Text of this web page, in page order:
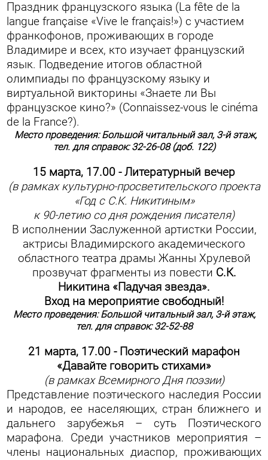
Праздник французского языка (La fête de la
langue française «Vive le français!») с участием
франкофонов, проживающих в городе
Владимире и всех, кто изучает французский
язык. Подведение итогов областной
олимпиады по французскому языку и
виртуальной викторины «Знаете ли Вы
французское кино?» (Connaissez-vous le cinéma
de la France?).
Место проведения: Большой читальный зал, 3-й этаж,
тел. для справок: 32-26-08 (доб. 122)
15 марта, 17.00 - Литературный вечер
(в рамках культурно-просветительского проекта
«Год с С.К. Никитиным»
к 90-летию со дня рождения писателя)
В исполнении Заслуженной артистки России,
актрисы Владимирского академического
областного театра драмы Жанны Хрулевой
прозвучат фрагменты из повести С.К.
Никитина «Падучая звезда».
Вход на мероприятие свободный!
Место проведения: Большой читальный зал, 3-й этаж,
тел. для справок: 32-52-88
21 марта, 17.00 - Поэтический марафон
«Давайте говорить стихами»
(в рамках Всемирного Дня поэзии)
Представление поэтического наследия России
и народов, ее населяющих, стран ближнего и
дальнего зарубежья – суть Поэтического
марафона. Среди участников мероприятия –
члены национальных диаспор, проживающих